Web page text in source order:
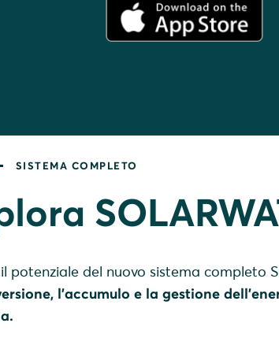
SISTEMA COMPLETO
potenziale del nuovo sistema completo
l'accumulo e la gestione